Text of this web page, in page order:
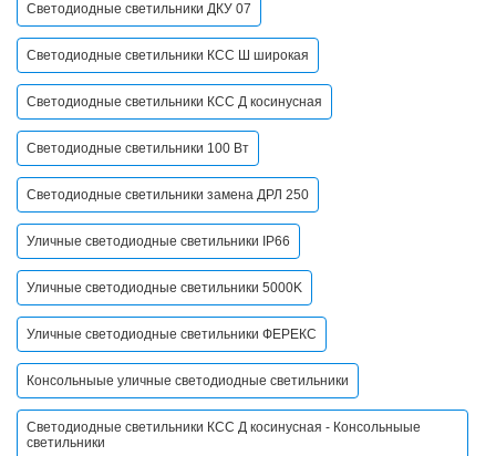
Светодиодные светильники ДКУ 07
Светодиодные светильники КСС Ш широкая
Светодиодные светильники КСС Д косинусная
Светодиодные светильники 100 Вт
Светодиодные светильники замена ДРЛ 250
Уличные светодиодные светильники IP66
Уличные светодиодные светильники 5000K
Уличные светодиодные светильники ФЕРЕКС
Консольныые уличные светодиодные светильники
Светодиодные светильники КСС Д косинусная - Консольныые
светильники